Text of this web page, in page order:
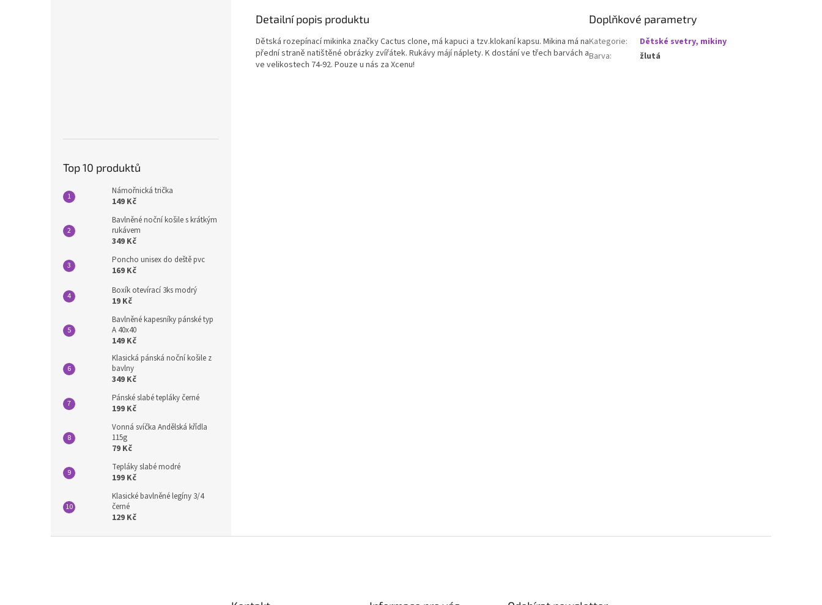
Top 10 produktů
Námořnická trička
149 Kč
Bavlněné noční košile s krátkým
rukávem
349 Kč
Poncho unisex do deště pvc
169 Kč
Boxík otevírací 3ks modrý
19 Kč
Bavlněné kapesníky pánské typ
A 40x40
149 Kč
Klasická pánská noční košile z
bavlny
349 Kč
Pánské slabé tepláky černé
199 Kč
Vonná svíčka Andělská křídla
115g
79 Kč
Tepláky slabé modré
199 Kč
Klasické bavlněné legíny 3/4
černé
129 Kč
Detailní popis produktu
Dětská rozepínací mikinka značky Cactus clone, má kapuci a tzv.klokaní kapsu. Mikina má na
přední straně natištěné obrázky zvířátek. Rukávy májí náplety. K dostání ve třech barvách a
ve velikostech 74-92. Pouze u nás za Xcenu!
Doplňkové parametry
Kategorie:
Dětské svetry, mikiny
Barva: žlutá